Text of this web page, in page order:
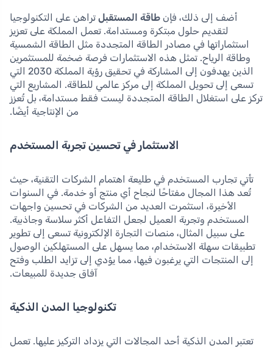
أضف إلى ذلك، فإن طاقة المستقبل تراهن على التكنولوجيا
لتقديم حلول مبتكرة ومستدامة. تعمل المملكة على تعزيز
استثماراتها في مصادر الطاقة المتجددة مثل الطاقة الشمسية
وطاقة الرياح. تمثل هذه الاستثمارات فرصة ضخمة للمستثمرين
الذين يهدفون إلى المشاركة في تحقيق رؤية المملكة 2030 التي
تسعى إلى تحويل المملكة إلى مركز عالمي للطاقة. المشاريع التي
تركز على استغلال الطاقة المتجددة ليست فقط مستدامة، بل تُعزز
من الإنتاجية أيضًا.
الاستثمار في تحسين تجربة المستخدم
تأتي تجارب المستخدم في طليعة اهتمام الشركات التقنية، حيث
تُعد هذا المجال مفتاحًا لنجاح أي منتج أو خدمة. في السنوات
الأخيرة، استثمرت العديد من الشركات في تحسين واجهات
المستخدم وتجربة العميل لجعل التفاعل أكثر سلاسة وجاذبية.
على سبيل المثال، منصات التجارة الإلكترونية تسعى إلى تطوير
تطبيقات سهلة الاستخدام، مما يسهل على المستهلكين الوصول
إلى المنتجات التي يرغبون فيها، مما يؤدي إلى تزايد الطلب وفتح
آفاق جديدة للمبيعات.
تكنولوجيا المدن الذكية
تعتبر المدن الذكية أحد المجالات التي يزداد التركيز عليها. تعمل